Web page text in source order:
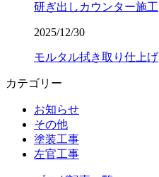
研ぎ出しカウンター施工
2025/12/30
モルタル拭き取り仕上げ
カテゴリー
お知らせ
その他
塗装工事
左官工事